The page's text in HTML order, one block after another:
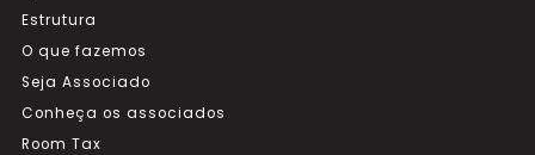
Estrutura
O que fazemos
Seja Associado
Conheça os associados
Room Tax